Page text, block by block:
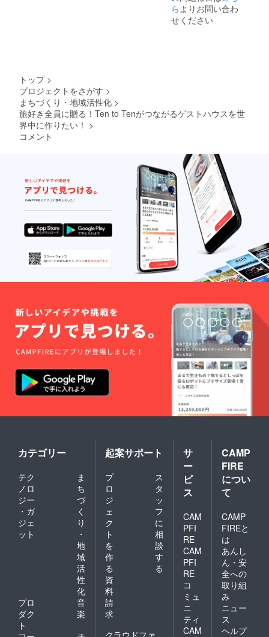
ご質問
くださ
い。
ら よりお問い合わ
せください
トップ >
プロジェクトをさがす >
まちづくり・地域活性化 >
旅好き全員に贈る！Ten to Tenがつながるゲストハウスを世
界中に作りたい！ >
コメント
カテゴリー
テク
ノロ
ジー
・ガ
ジェ
ット
ま
ち
づ
く
り
・
地
域
活
性
化
プロ
ダク
ト
音
楽
起案サポート
プ
ロ
ジ
ェ
ク
ト
を
作
る
ス
タ
ッ
フ
に
相
談
す
る
資
料
請
求
クラウドファ
サ
ー
ビ
ス
CAM
PFI
RE
CAM
PFI
RE
コ
ミュ
ニ
ティ
CAM
CAMP
FIRE
につい
て
CAMP
FIREと
は
あんし
ん・安
全への
取り組
み
ニュー
ス
ヘルプ